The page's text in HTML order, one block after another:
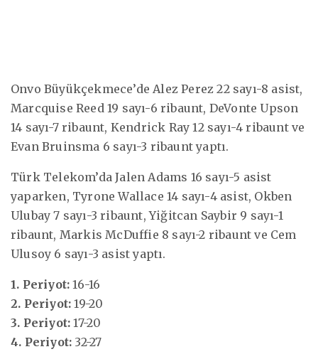
Onvo Büyükçekmece’de Alez Perez 22 sayı-8 asist,
Marcquise Reed 19 sayı-6 ribaunt, DeVonte Upson
14 sayı-7 ribaunt, Kendrick Ray 12 sayı-4 ribaunt ve
Evan Bruinsma 6 sayı-3 ribaunt yaptı.
Türk Telekom’da Jalen Adams 16 sayı-5 asist
yaparken, Tyrone Wallace 14 sayı-4 asist, Okben
Ulubay 7 sayı-3 ribaunt, Yiğitcan Saybir 9 sayı-1
ribaunt, Markis McDuffie 8 sayı-2 ribaunt ve Cem
Ulusoy 6 sayı-3 asist yaptı.
1. Periyot: 16-16
2. Periyot: 19-20
3. Periyot: 17-20
4. Periyot: 32-27